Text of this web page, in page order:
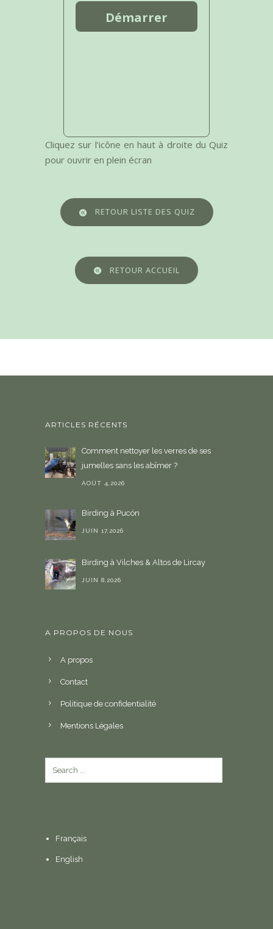
Cliquez sur l’icône en haut à droite du Quiz
pour ouvrir en plein écran
RETOUR LISTE DES QUIZ
RETOUR ACCUEIL
ARTICLES RÉCENTS
Comment nettoyer les verres de ses
jumelles sans les abîmer ?
AOÛT 4,2026
Birding à Pucón
JUIN 17,2026
Birding à Vilches & Altos de Lircay
JUIN 8,2026
A PROPOS DE NOUS
A propos
Contact
Politique de confidentialité
Mentions Légales
Français
English